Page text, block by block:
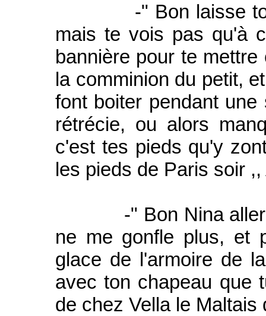
-" Bon laisse toi
mais te vois pas qu'à
bannière pour te
la comminion du petit,
font boiter pendant
rétrécie, ou alors
c'est tes pieds qu'y
les pieds de Paris soir
-" Bon Nina aller
ne me gonfle plus, et
glace de l'armoire de
avec ton chapeau que
de chez Vella le Maltais